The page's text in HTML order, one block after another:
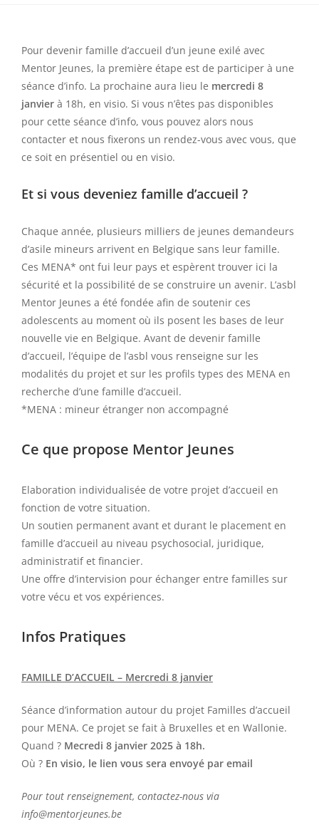
Pour devenir famille d’accueil d’un jeune exilé avec
Mentor Jeunes, la première étape est de participer à une
séance d’info. La prochaine aura lieu le mercredi 8
janvier à 18h, en visio. Si vous n’êtes pas disponibles
pour cette séance d’info, vous pouvez alors nous
contacter et nous fixerons un rendez-vous avec vous, que
ce soit en présentiel ou en visio.
Et si vous deveniez famille d’accueil ?
Chaque année, plusieurs milliers de jeunes demandeurs
d’asile mineurs arrivent en Belgique sans leur famille.
Ces MENA* ont fui leur pays et espèrent trouver ici la
sécurité et la possibilité de se construire un avenir. L’asbl
Mentor Jeunes a été fondée afin de soutenir ces
adolescents au moment où ils posent les bases de leur
nouvelle vie en Belgique. Avant de devenir famille
d’accueil, l’équipe de l’asbl vous renseigne sur les
modalités du projet et sur les profils types des MENA en
recherche d’une famille d’accueil.
*MENA : mineur étranger non accompagné
Ce que propose Mentor Jeunes
Elaboration individualisée de votre projet d’accueil en
fonction de votre situation.
Un soutien permanent avant et durant le placement en
famille d’accueil au niveau psychosocial, juridique,
administratif et financier.
Une offre d’intervision pour échanger entre familles sur
votre vécu et vos expériences.
Infos Pratiques
FAMILLE D’ACCUEIL – Mercredi 8 janvier
Séance d’information autour du projet Familles d’accueil
pour MENA. Ce projet se fait à Bruxelles et en Wallonie.
Quand ? Mecredi 8 janvier 2025 à 18h.
Où ? En visio, le lien vous sera envoyé par email
Pour tout renseignement, contactez-nous via
info@mentorjeunes.be